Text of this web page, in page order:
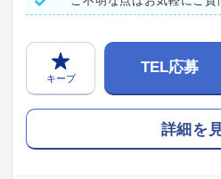
キープ
TEL応募
詳細を